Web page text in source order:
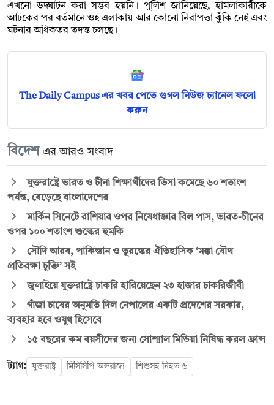
এখনো উদ্ঘাটন করা সম্ভব হয়নি। পুলিশ জানিয়েছে, হামলাকারীকে
আটকের পর বর্তমানে ওই এলাকায় আর কোনো নিরাপত্তা ঝুঁকি নেই এবং
ঘটনার অধিকতর তদন্ত চলছে।
The Daily Campus এর খবর পেতে গুগল নিউজ চ্যানেল ফলো
করুন
বিদেশ এর আরও সংবাদ
যুক্তরাষ্ট্রে ভারত ও চীনা শিক্ষার্থীদের ভিসা কমেছে ৬০ শতাংশ
পর্যন্ত, বেড়েছে বাংলাদেশের
মার্কিন সিনেটে রাশিয়ার ওপর নিষেধাজ্ঞার বিল পাস, ভারত-চীনের
ওপর ১০০ শতাংশ শুল্কের হুমকি
সৌদি আরব, পাকিস্তান ও তুরস্কের ঐতিহাসিক ‘মক্কা যৌথ
প্রতিরক্ষা চুক্তি’ সই
জুলাইয়ে যুক্তরাষ্ট্রে চাকরি হারিয়েছেন ২৩ হাজার চাকরিজীবী
গাঁজা চাষের অনুমতি দিল নেপালের একটি প্রদেশের সরকার,
ব্যবহার হবে ওষুধ হিসেবে
১৫ বছরের কম বয়সীদের জন্য সোশ্যাল মিডিয়া নিষিদ্ধ করল ফ্রান্স
ট্যাগ: যুক্তরাষ্ট্র মিসিসিপি অঙ্গরাজ্য শিশুসহ নিহত ৬